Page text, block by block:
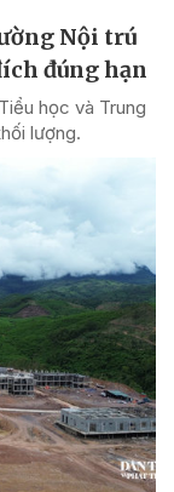
Nội trú
đúng hạn
học và Trung
lượng.